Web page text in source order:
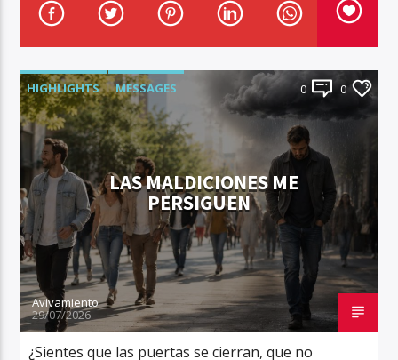
CURRENT TRACK
TITLE
ARTIST
Aviva2 Américas
HIGHLIGHTS MESSAGES 0 0
LAS MALDICIONES ME
PERSIGUEN
Avivamiento
29/07/2026
¿Sientes que las puertas se cierran, que no